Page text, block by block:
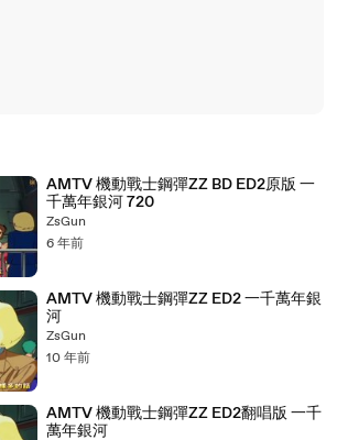
AMTV 機動戰士鋼彈ZZ BD ED2原版 一
千萬年銀河 720
ZsGun
6 年前
AMTV 機動戰士鋼彈ZZ ED2 一千萬年銀
河
ZsGun
10 年前
AMTV 機動戰士鋼彈ZZ ED2翻唱版 一千
萬年銀河